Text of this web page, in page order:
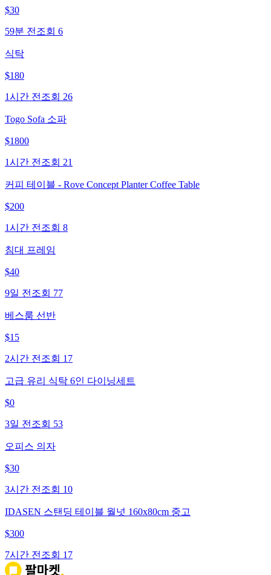
$30
59분 전 조회 6
식탁
$180
1시간 전 조회 26
Togo Sofa 소파
$1800
1시간 전 조회 21
커피 테이블 - Rove Concept Planter Coffee Table
$200
1시간 전 조회 8
침대 프레임
$40
9일 전 조회 77
베스룸 선반
$15
2시간 전 조회 17
고급 유리 식탁 6인 다이닝세트
$0
3일 전 조회 53
오피스 의자
$30
3시간 전 조회 10
IDASEN 스탠딩 테이블 월넛 160x80cm 중고
$300
7시간 전 조회 17